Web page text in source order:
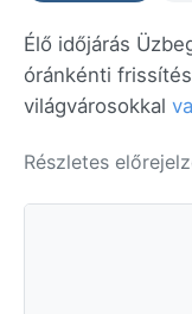
Élő időjárás
óránkénti
világvárosokkal
Részletes